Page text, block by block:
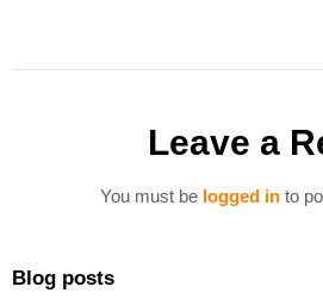
Leave a
You must be logged into
Blog posts